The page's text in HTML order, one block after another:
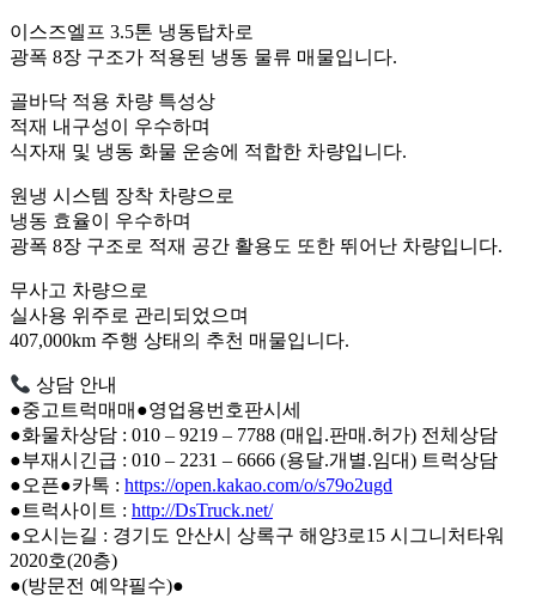
이스즈엘프 3.5톤 냉동탑차로
광폭 8장 구조가 적용된 냉동 물류 매물입니다.
골바닥 적용 차량 특성상
적재 내구성이 우수하며
식자재 및 냉동 화물 운송에 적합한 차량입니다.
원냉 시스템 장착 차량으로
냉동 효율이 우수하며
광폭 8장 구조로 적재 공간 활용도 또한 뛰어난 차량입니다.
무사고 차량으로
실사용 위주로 관리되었으며
407,000km 주행 상태의 추천 매물입니다.
상담 안내
●중고트럭매매●영업용번호판시세
●화물차상담 : 010 – 9219 – 7788 (매입.판매.허가) 전체상담
●부재시긴급 : 010 – 2231 – 6666 (용달.개별.임대) 트럭상담
●오픈●카톡 : https://open.kakao.com/o/s79o2ugd
●트럭사이트 : http://DsTruck.net/
●오시는길 : 경기도 안산시 상록구 해양3로15 시그니처타워
2020호(20층)
●(방문전 예약필수)●